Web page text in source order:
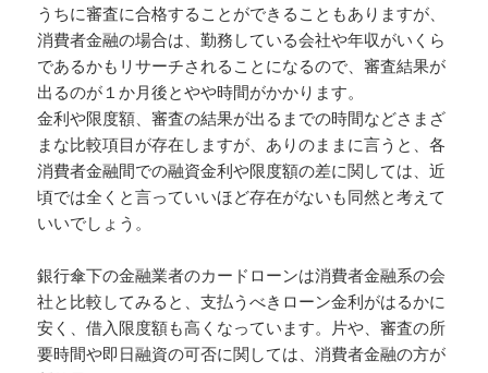
うちに審査に合格することができることもありますが、
消費者金融の場合は、勤務している会社や年収がいくら
であるかもリサーチされることになるので、審査結果が
出るのが１か月後とやや時間がかかります。
金利や限度額、審査の結果が出るまでの時間などさまざ
まな比較項目が存在しますが、ありのままに言うと、各
消費者金融間での融資金利や限度額の差に関しては、近
頃では全くと言っていいほど存在がないも同然と考えて
いいでしょう。
銀行傘下の金融業者のカードローンは消費者金融系の会
社と比較してみると、支払うべきローン金利がはるかに
安く、借入限度額も高くなっています。片や、審査の所
要時間や即日融資の可否に関しては、消費者金融の方が